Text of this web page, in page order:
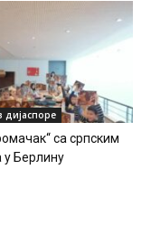
дијаспоре
са српским
Берлину